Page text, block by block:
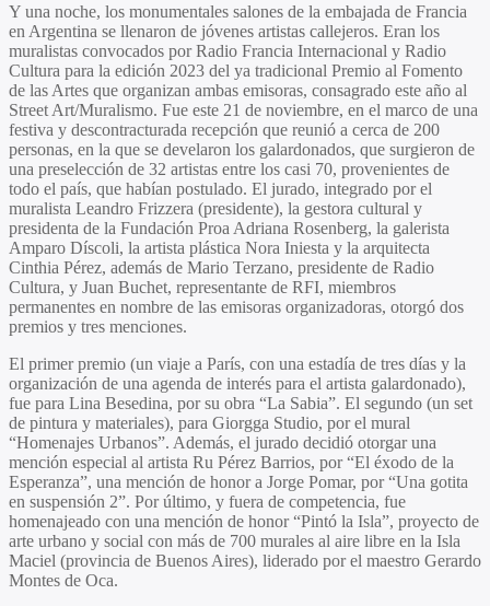
Y una noche, los monumentales salones de la embajada de Francia
en Argentina se llenaron de jóvenes artistas callejeros. Eran los
muralistas convocados por Radio Francia Internacional y Radio
Cultura para la edición 2023 del ya tradicional Premio al Fomento
de las Artes que organizan ambas emisoras, consagrado este año al
Street Art/Muralismo. Fue este 21 de noviembre, en el marco de una
festiva y descontracturada recepción que reunió a cerca de 200
personas, en la que se develaron los galardonados, que surgieron de
una preselección de 32 artistas entre los casi 70, provenientes de
todo el país, que habían postulado. El jurado, integrado por el
muralista Leandro Frizzera (presidente), la gestora cultural y
presidenta de la Fundación Proa Adriana Rosenberg, la galerista
Amparo Díscoli, la artista plástica Nora Iniesta y la arquitecta
Cinthia Pérez, además de Mario Terzano, presidente de Radio
Cultura, y Juan Buchet, representante de RFI, miembros
permanentes en nombre de las emisoras organizadoras, otorgó dos
premios y tres menciones.
El primer premio (un viaje a París, con una estadía de tres días y la
organización de una agenda de interés para el artista galardonado),
fue para Lina Besedina, por su obra “La Sabia”. El segundo (un set
de pintura y materiales), para Giorgga Studio, por el mural
“Homenajes Urbanos”. Además, el jurado decidió otorgar una
mención especial al artista Ru Pérez Barrios, por “El éxodo de la
Esperanza”, una mención de honor a Jorge Pomar, por “Una gotita
en suspensión 2”. Por último, y fuera de competencia, fue
homenajeado con una mención de honor “Pintó la Isla”, proyecto de
arte urbano y social con más de 700 murales al aire libre en la Isla
Maciel (provincia de Buenos Aires), liderado por el maestro Gerardo
Montes de Oca.